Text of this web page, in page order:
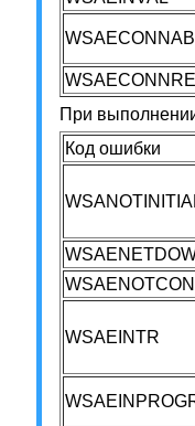
При
Код ошибки
WSAEINTR